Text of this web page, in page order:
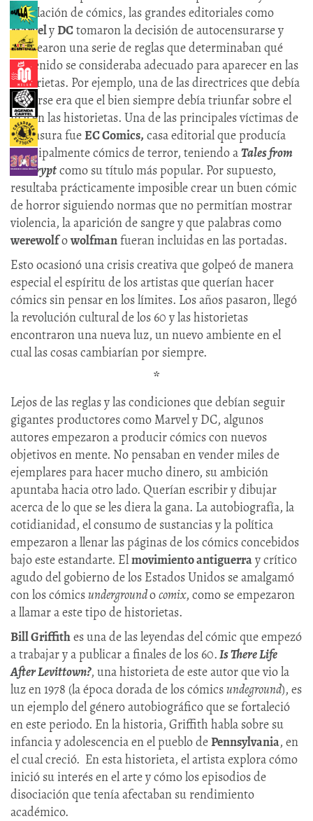
circulación de cómics, las grandes editoriales como
MarvelyDCtomaron la decisión de autocensurarse y
plantearon una serie de reglas que determinaban qué
contenido se consideraba adecuado para aparecer en las
historietas. Por ejemplo, una de las directrices que debía
seguirse era que el bien siempre debía triunfar sobre el
mal en las historietas. Una de las principales víctimas de
la censura fueEC Comics, casa editorial que producía
principalmente cómics de terror, teniendo aTales from
the Cryptcomo su título más popular. Por supuesto,
resultaba prácticamente imposible crear un buen cómic
de horror siguiendo normas que no permitían mostrar
violencia, la aparición de sangre y que palabras como
werewolfowolfmanfueran incluidas en las portadas.
Esto ocasionó una crisis creativa que golpeó de manera
especial el espíritu de los artistas que querían hacer
cómics sin pensar en los límites. Los años pasaron, llegó
la revolución cultural de los 60 y las historietas
encontraron una nueva luz, un nuevo ambiente en el
cual las cosas cambiarían por siempre.
*
Lejos de las reglas y las condiciones que debían seguir
gigantes productores como Marvel y DC, algunos
autores empezaron a producir cómics con nuevos
objetivos en mente. No pensaban en vender miles de
ejemplares para hacer mucho dinero, su ambición
apuntaba hacia otro lado. Querían escribir y dibujar
acerca de lo que se les diera la gana. La autobiografía, la
cotidianidad, el consumo de sustancias y la política
empezaron a llenar las páginas de los cómics concebidos
bajo este estandarte. Elmovimiento antiguerray crítico
agudo del gobierno de los Estados Unidos se amalgamó
con los cómicsundergroundocomix, como se empezaron
a llamar a este tipo de historietas.
Bill Griffithes una de las leyendas del cómic que empezó
a trabajar y a publicar a finales de los 60.Is There Life
After Levittown?, una historieta de este autor que vio la
luz en 1978 (la época dorada de los cómicsundeground), es
un ejemplo del género autobiográfico que se fortaleció
en este periodo. En la historia, Griffith habla sobre su
infancia y adolescencia en el pueblo dePennsylvania, en
el cual creció. En esta historieta, el artista explora cómo
inició su interés en el arte y cómo los episodios de
disociación que tenía afectaban su rendimiento
académico.